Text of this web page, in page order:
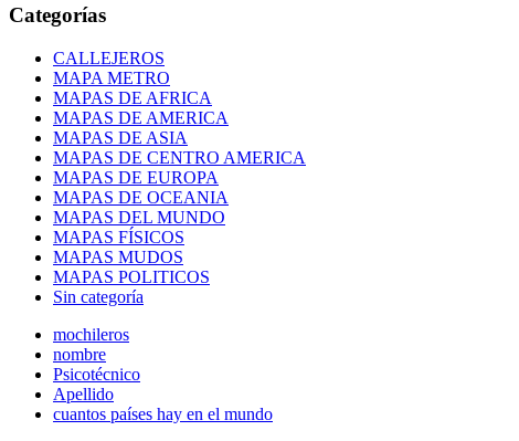
Categorías
CALLEJEROS
MAPA METRO
MAPAS DE AFRICA
MAPAS DE AMERICA
MAPAS DE ASIA
MAPAS DE CENTRO AMERICA
MAPAS DE EUROPA
MAPAS DE OCEANIA
MAPAS DEL MUNDO
MAPAS FÍSICOS
MAPAS MUDOS
MAPAS POLITICOS
Sin categoría
mochileros
nombre
Psicotécnico
Apellido
cuantos países hay en el mundo